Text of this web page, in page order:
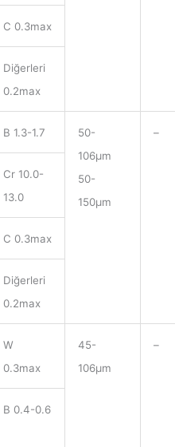
C 0.3max
Diğerleri
0.2max
B 1.3-1.7
50-
106μm
50-
150μm
–
Cr 10.0-
13.0
C 0.3max
Diğerleri
0.2max
W
0.3max
45-
106μm
–
B 0.4-0.6